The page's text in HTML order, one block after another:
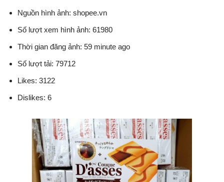
Nguồn hình ảnh: shopee.vn
Số lượt xem hình ảnh: 61980
Thời gian đăng ảnh: 59 minute ago
Số lượt tải: 79712
Likes: 3122
Dislikes: 6